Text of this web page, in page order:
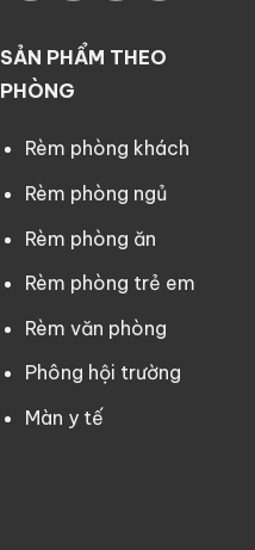
SẢN PHẨM THEO
PHÒNG
Rèm phòng khách
Rèm phòng ngủ
Rèm phòng ăn
Rèm phòng trẻ em
Rèm văn phòng
Phông hội trường
Màn y tế